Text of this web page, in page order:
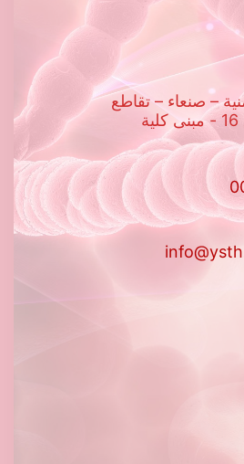
– صنعاء – تقاطع
شارع الرباط مع شارع 16 - مبنى كلية